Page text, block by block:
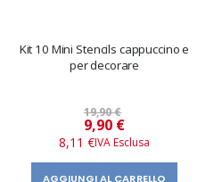
Kit 10 Mini Stencils cappuccino e
per decorare
19,90 €
Prezzo
speciale
9,90 €
8,11 €
AGGIUNGI AL CARRELLO